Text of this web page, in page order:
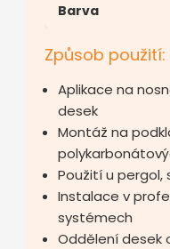
Barva
Způsob použití:
Aplikace na
desek
Montáž na
Použití u pergol,
Instalace v
systémech
Oddělení desek